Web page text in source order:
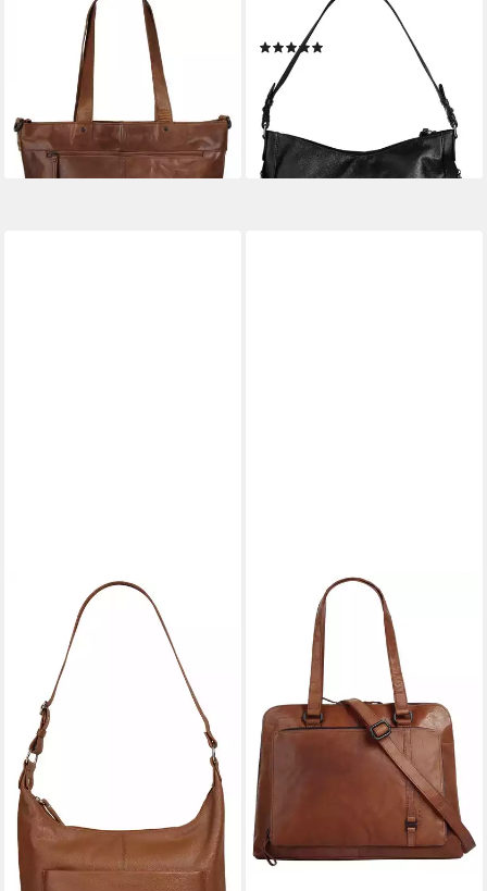
SPIKES & SPARROW
Shopper, echt Leder
159,95 € UVP 169,95 €
lieferbar - in 6-8 Werktagen bei dir
BRUNO BANANI
Shopper, echt Leder
98,95 €
-29%
lieferbar - in 6-8 Werktagen bei dir
+1